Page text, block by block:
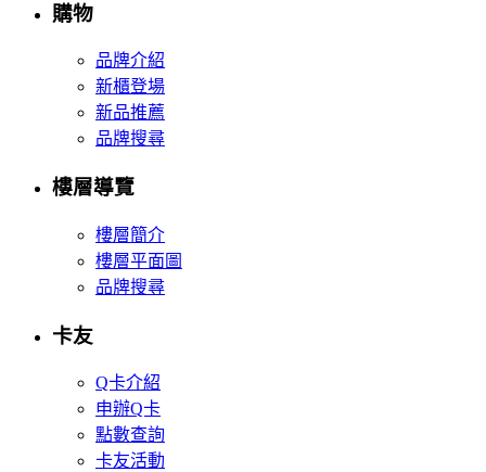
購物
品牌介紹
新櫃登場
新品推薦
品牌搜尋
樓層導覽
樓層簡介
樓層平面圖
品牌搜尋
卡友
Q卡介紹
申辦Q卡
點數查詢
卡友活動